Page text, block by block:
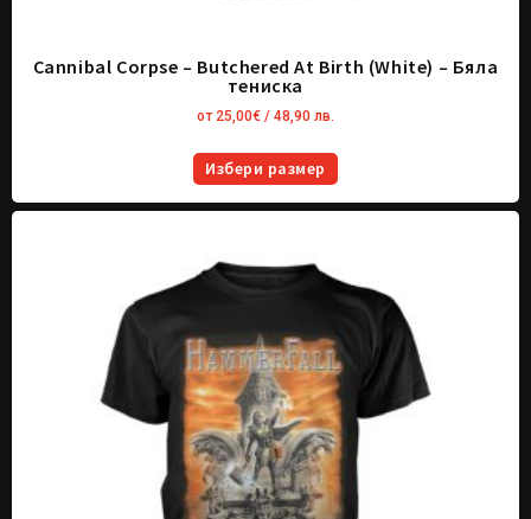
Cannibal Corpse – Butchered At Birth (White) – Бяла
тениска
от 25,00€ / 48,90 лв.
Избери размер